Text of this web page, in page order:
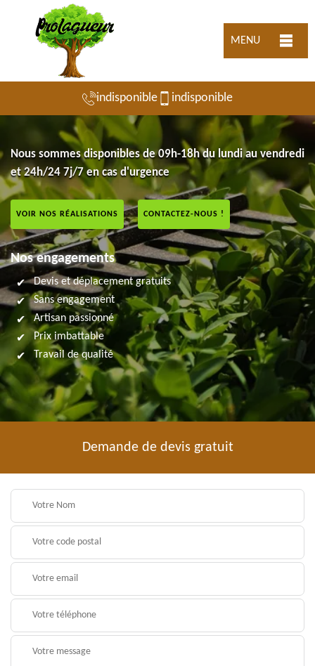
MENU
indisponible indisponible
Nous sommes disponibles de 09h-18h du lundi au vendredi
et 24h/24 7j/7 en cas d'urgence
VOIR NOS RÉALISATIONS CONTACTEZ-NOUS !
Nos engagements
Devis et déplacement gratuits
Sans engagement
Artisan passionné
Prix imbattable
Travail de qualité
Demande de devis gratuit